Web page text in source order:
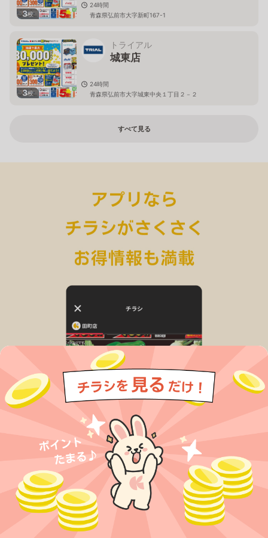
3枚
24時間
青森県弘前市大字新町167-1
3枚
トライアル
城東店
24時間
青森県弘前市大字城東中央１丁目２－２
すべて見る